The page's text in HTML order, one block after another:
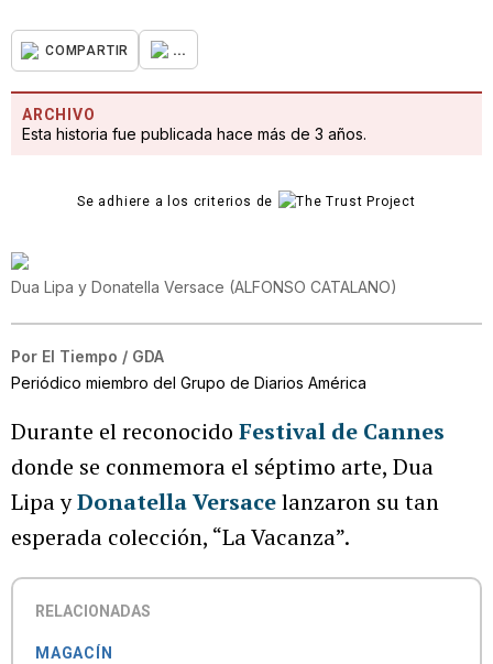
COMPARTIR ...
ARCHIVO
Esta historia fue publicada hace más de 3 años.
Se adhiere a los criterios de
Dua Lipa y Donatella Versace (ALFONSO CATALANO)
Por El Tiempo / GDA
Periódico miembro del Grupo de Diarios América
Durante el reconocido Festival de Cannes
donde se conmemora el séptimo arte, Dua
Lipa yDonatella Versacelanzaron su tan
esperada colección, “La Vacanza”.
RELACIONADAS
MAGACÍN